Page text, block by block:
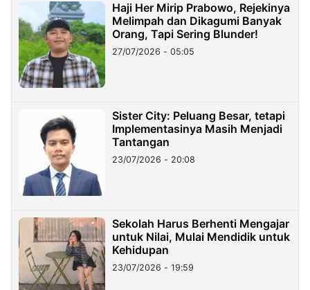
Haji Her Mirip Prabowo, Rejekinya
Melimpah dan Dikagumi Banyak
Orang, Tapi Sering Blunder!
27/07/2026 - 05:05
Sister City: Peluang Besar, tetapi
Implementasinya Masih Menjadi
Tantangan
23/07/2026 - 20:08
Sekolah Harus Berhenti Mengajar
untuk Nilai, Mulai Mendidik untuk
Kehidupan
23/07/2026 - 19:59